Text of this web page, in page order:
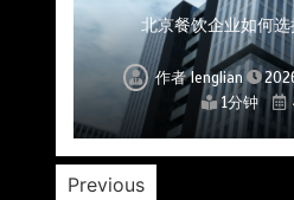
上海餐饮连锁加速，冷链
流通难题
作者lenglian
1分钟
杭州中央厨房布局餐饮连
关键一
作者lenglian
1分钟
北京餐饮企业如何
作者lenglian
1分钟
深圳冷链物流如何护航餐
全解析
作者lenglian
1分钟
北京餐饮仓配一体化的核
作者lenglian
1分钟
武汉冻品配送三要素：控
兼得？
作者lenglian
1分钟
重庆冷链布局解冻食材运
稳控品质
作者lenglian
1分钟
Previous